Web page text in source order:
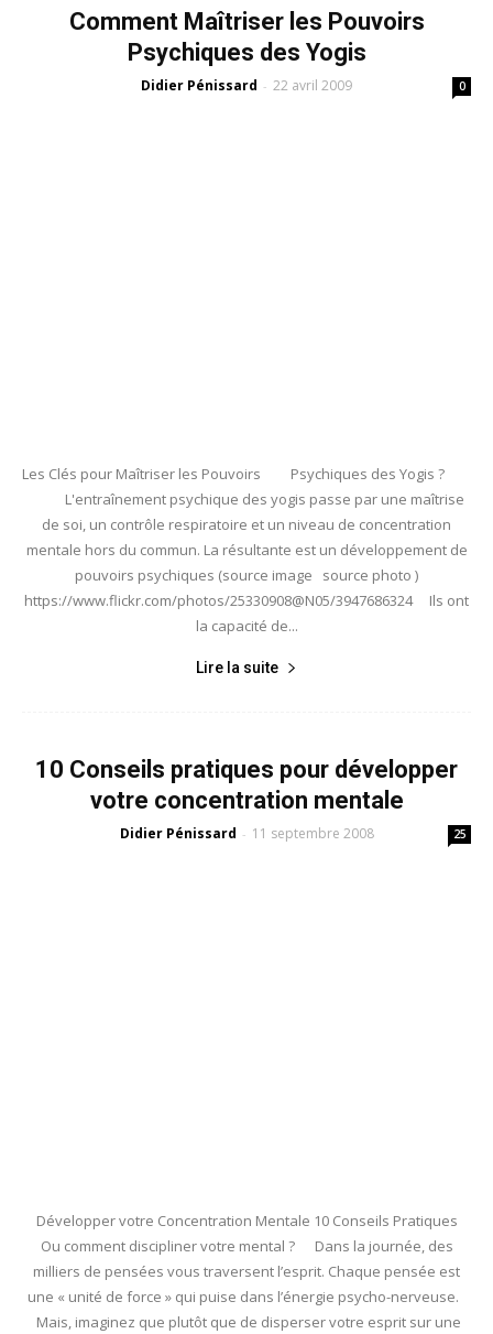
Comment Maîtriser les Pouvoirs
Psychiques des Yogis
Didier Pénissard - 22 avril 2009 0
Les Clés pour Maîtriser les Pouvoirs Psychiques des Yogis ?
L'entraînement psychique des yogis passe par une maîtrise
de soi, un contrôle respiratoire et un niveau de concentration
mentale hors du commun. La résultante est un développement de
pouvoirs psychiques (source image source photo )
https://www.flickr.com/photos/25330908@N05/3947686324 Ils ont
la capacité de...
Lire la suite
10 Conseils pratiques pour développer
votre concentration mentale
Didier Pénissard - 11 septembre 2008 25
Développer votre Concentration Mentale 10 Conseils Pratiques
Ou comment discipliner votre mental ? Dans la journée, des
milliers de pensées vous traversent l’esprit. Chaque pensée est
une « unité de force » qui puise dans l’énergie psycho-nerveuse.
Mais, imaginez que plutôt que de disperser votre esprit sur une